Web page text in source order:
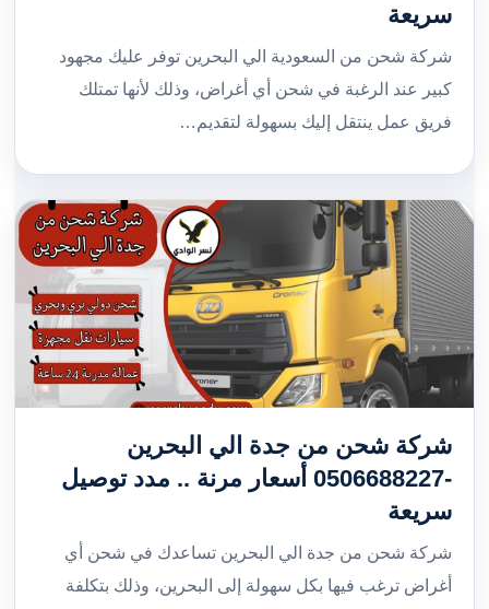
سريعة
شركة شحن من السعودية الي البحرين توفر عليك مجهود
كبير عند الرغبة في شحن أي أغراض، وذلك لأنها تمتلك
فريق عمل ينتقل إليك بسهولة لتقديم…
شركة شحن من جدة الي البحرين
-0506688227 أسعار مرنة .. مدد توصيل
سريعة
شركة شحن من جدة الي البحرين تساعدك في شحن أي
أغراض ترغب فيها بكل سهولة إلى البحرين، وذلك بتكلفة